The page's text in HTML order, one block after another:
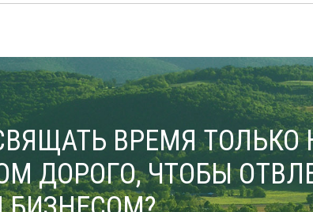
ВРЕМЯ ТОЛЬКО
ДОРОГО, ЧТОБЫ